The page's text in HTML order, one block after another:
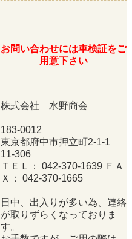
お問い合わせには車検証をご
用意下さい
株式会社 水野商会
183-0012
東京都府中市押立町2-1-1
11-306
ＴＥＬ： 042-370-1639 ＦＡ
Ｘ： 042-370-1665
日中、出入りが多い為、連絡
が取りずらくなっておりま
す。